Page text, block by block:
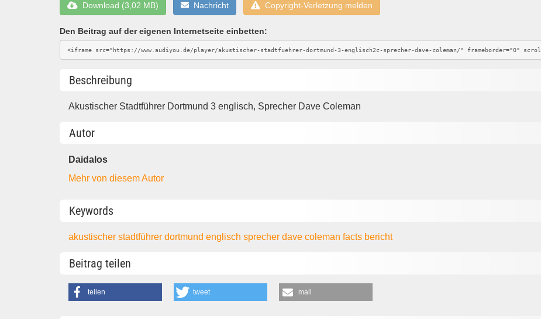
Download (3,02 MB) Nachricht Copyright-Verletzung melden
Den Beitrag auf der eigenen Internetseite einbetten:
Beschreibung
Akustischer Stadtführer Dortmund 3 englisch, Sprecher Dave Coleman
Autor
Daidalos
Mehr von diesem Autor
Keywords
akustischer stadtführerdortmundenglischsprecher dave colemanfacts bericht
Beitrag teilen
teilen tweet mail